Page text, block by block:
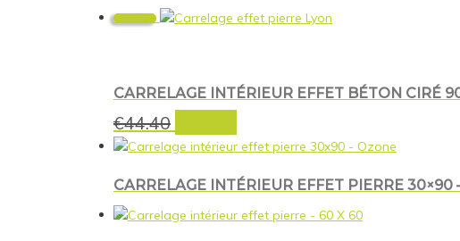
Promo !
CARRELAGE INTÉRIEUR EFFET BÉTON CIRÉ
€44.40Le
prix
était :
prix
est :
CARRELAGE INTÉRIEUR EFFET PIERRE 30×90